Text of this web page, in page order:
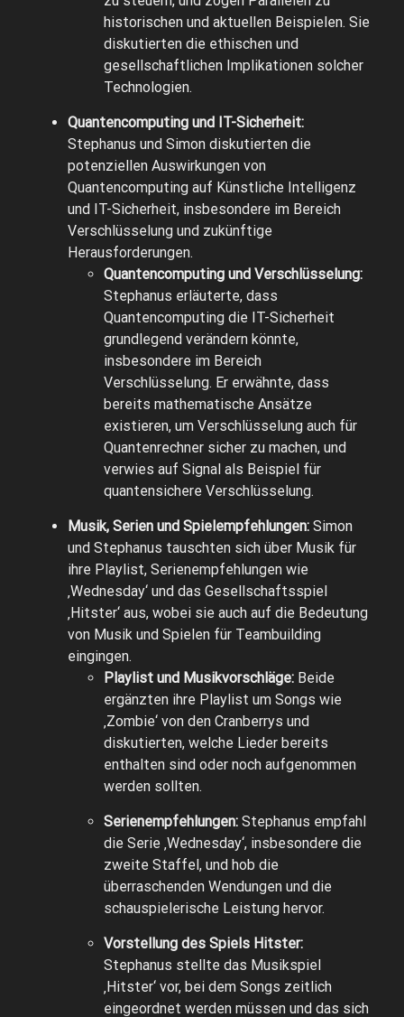
historischen und aktuellen Beispielen. Sie
diskutierten die ethischen und
gesellschaftlichen Implikationen solcher
Technologien.
Quantencomputing und IT-Sicherheit:
Stephanus und Simon diskutierten die
potenziellen Auswirkungen von
Quantencomputing auf Künstliche Intelligenz
und IT-Sicherheit, insbesondere im Bereich
Verschlüsselung und zukünftige
Herausforderungen.
Quantencomputing und Verschlüsselung:
Stephanus erläuterte, dass
Quantencomputing die IT-Sicherheit
grundlegend verändern könnte,
insbesondere im Bereich
Verschlüsselung. Er erwähnte, dass
bereits mathematische Ansätze
existieren, um Verschlüsselung auch für
Quantenrechner sicher zu machen, und
verwies auf Signal als Beispiel für
quantensichere Verschlüsselung.
Musik, Serien und Spielempfehlungen: Simon
und Stephanus tauschten sich über Musik für
ihre Playlist, Serienempfehlungen wie
‚Wednesday‘ und das Gesellschaftsspiel
‚Hitster‘ aus, wobei sie auch auf die Bedeutung
von Musik und Spielen für Teambuilding
eingingen.
Playlist und Musikvorschläge: Beide
ergänzten ihre Playlist um Songs wie
‚Zombie‘ von den Cranberrys und
diskutierten, welche Lieder bereits
enthalten sind oder noch aufgenommen
werden sollten.
Serienempfehlungen: Stephanus empfahl
die Serie ‚Wednesday‘, insbesondere die
zweite Staffel, und hob die
überraschenden Wendungen und die
schauspielerische Leistung hervor.
Vorstellung des Spiels Hitster:
Stephanus stellte das Musikspiel
‚Hitster‘ vor, bei dem Songs zeitlich
eingeordnet werden müssen und das sich